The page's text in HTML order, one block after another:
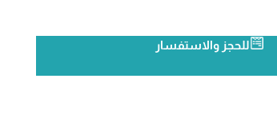
للحجز والاستفسار